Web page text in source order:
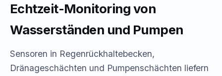
Echtzeit-Monitoring von
Wasserständen und Pumpen
Sensoren in Regenrückhaltebecken,
Dränageschächten und Pumpenschächten liefern